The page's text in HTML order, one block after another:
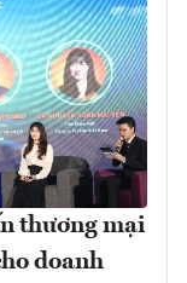
thương mại
doanh